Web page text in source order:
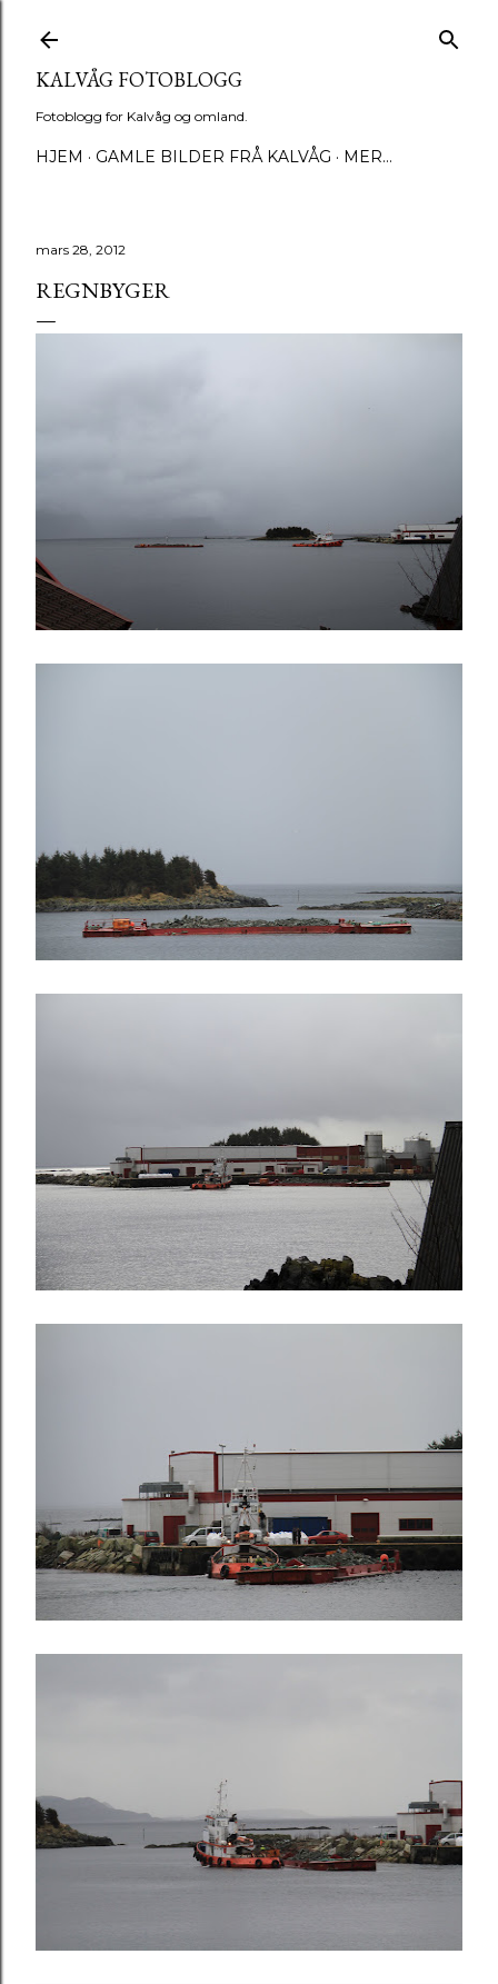
KALVÅG FOTOBLOGG
Fotoblogg for Kalvåg og omland.
HJEM GAMLE BILDER FRÅ KALVÅG MER…
mars 28, 2012
REGNBYGER